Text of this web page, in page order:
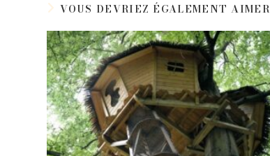
VOUS DEVRIEZ ÉGALEMENT AIMER